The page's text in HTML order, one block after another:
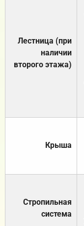
Лестница (при
наличии
второго этажа)
Крыша
Стропильная
система